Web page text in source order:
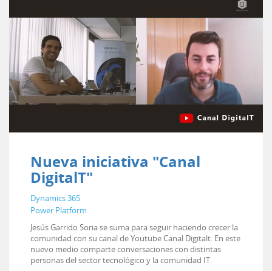
Nueva iniciativa "Canal
DigitalT"
Dynamics 365
Power Platform
Jesús Garrido Soria se suma para seguir haciendo crecer la
comunidad con su canal de Youtube Canal Digitalt. En este
nuevo medio comparte conversaciones con distintas
personas del sector tecnológico y la comunidad IT.